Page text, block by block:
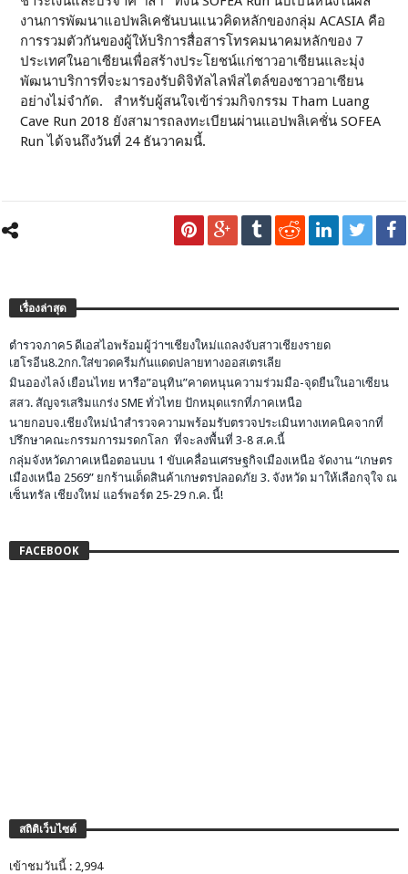
งานการพัฒนาแอปพลิเคชันบนแนวคิดหลักของกลุ่ม ACASIA คือ
การรวมตัวกันของผู้ให้บริการสื่อสารโทรคมนาคมหลักของ 7
ประเทศในอาเซียนเพื่อสร้างประโยชน์แก่ชาวอาเซียนและมุ่ง
พัฒนาบริการที่จะมารองรับดิจิทัลไลฟ์สไตล์ของชาวอาเซียน
อย่างไม่จำกัด. สำหรับผู้สนใจเข้าร่วมกิจกรรม Tham Luang
Cave Run 2018 ยังสามารถลงทะเบียนผ่านแอปพลิเคชั่น SOFEA
Run ได้จนถึงวันที่ 24 ธันวาคมนี้.
เรื่องล่าสุด
ตำรวจภาค5 ดีเอสไอพร้อมผู้ว่าฯเชียงใหม่แถลงจับสาวเชียงรายด
เฮโรอีน8.2กก.ใส่ขวดครีมกันแดดปลายทางออสเตรเลีย
มินอองไลง์ เยือนไทย หารือ”อนุทิน”คาดหนุนความร่วมมือ-จุดยืนในอาเซียน
สสว. สัญจรเสริมแกร่ง SME ทั่วไทย ปักหมุดแรกที่ภาคเหนือ
นายกอบจ.เชียงใหม่นำสำรวจความพร้อมรับตรวจประเมินทางเทคนิคจากที่
ปรึกษาคณะกรรมการมรดกโลก ที่จะลงพื้นที่ 3-8 ส.ค.นี้
กลุ่มจังหวัดภาคเหนือตอนบน 1 ขับเคลื่อนเศรษฐกิจเมืองเหนือ จัดงาน “เกษตร
เมืองเหนือ 2569” ยกร้านเด็ดสินค้าเกษตรปลอดภัย 3. จังหวัด มาให้เลือกจุใจ ณ
เซ็นทรัล เชียงใหม่ แอร์พอร์ต 25-29 ก.ค. นี้!
FACEBOOK
สถิติเว็บไซต์
เข้าชมวันนี้ : 2,994